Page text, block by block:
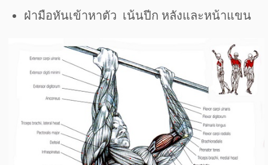
ฝ่ามือหันเข้าหาตัว เน้นปีก หลังและหน้าแขน